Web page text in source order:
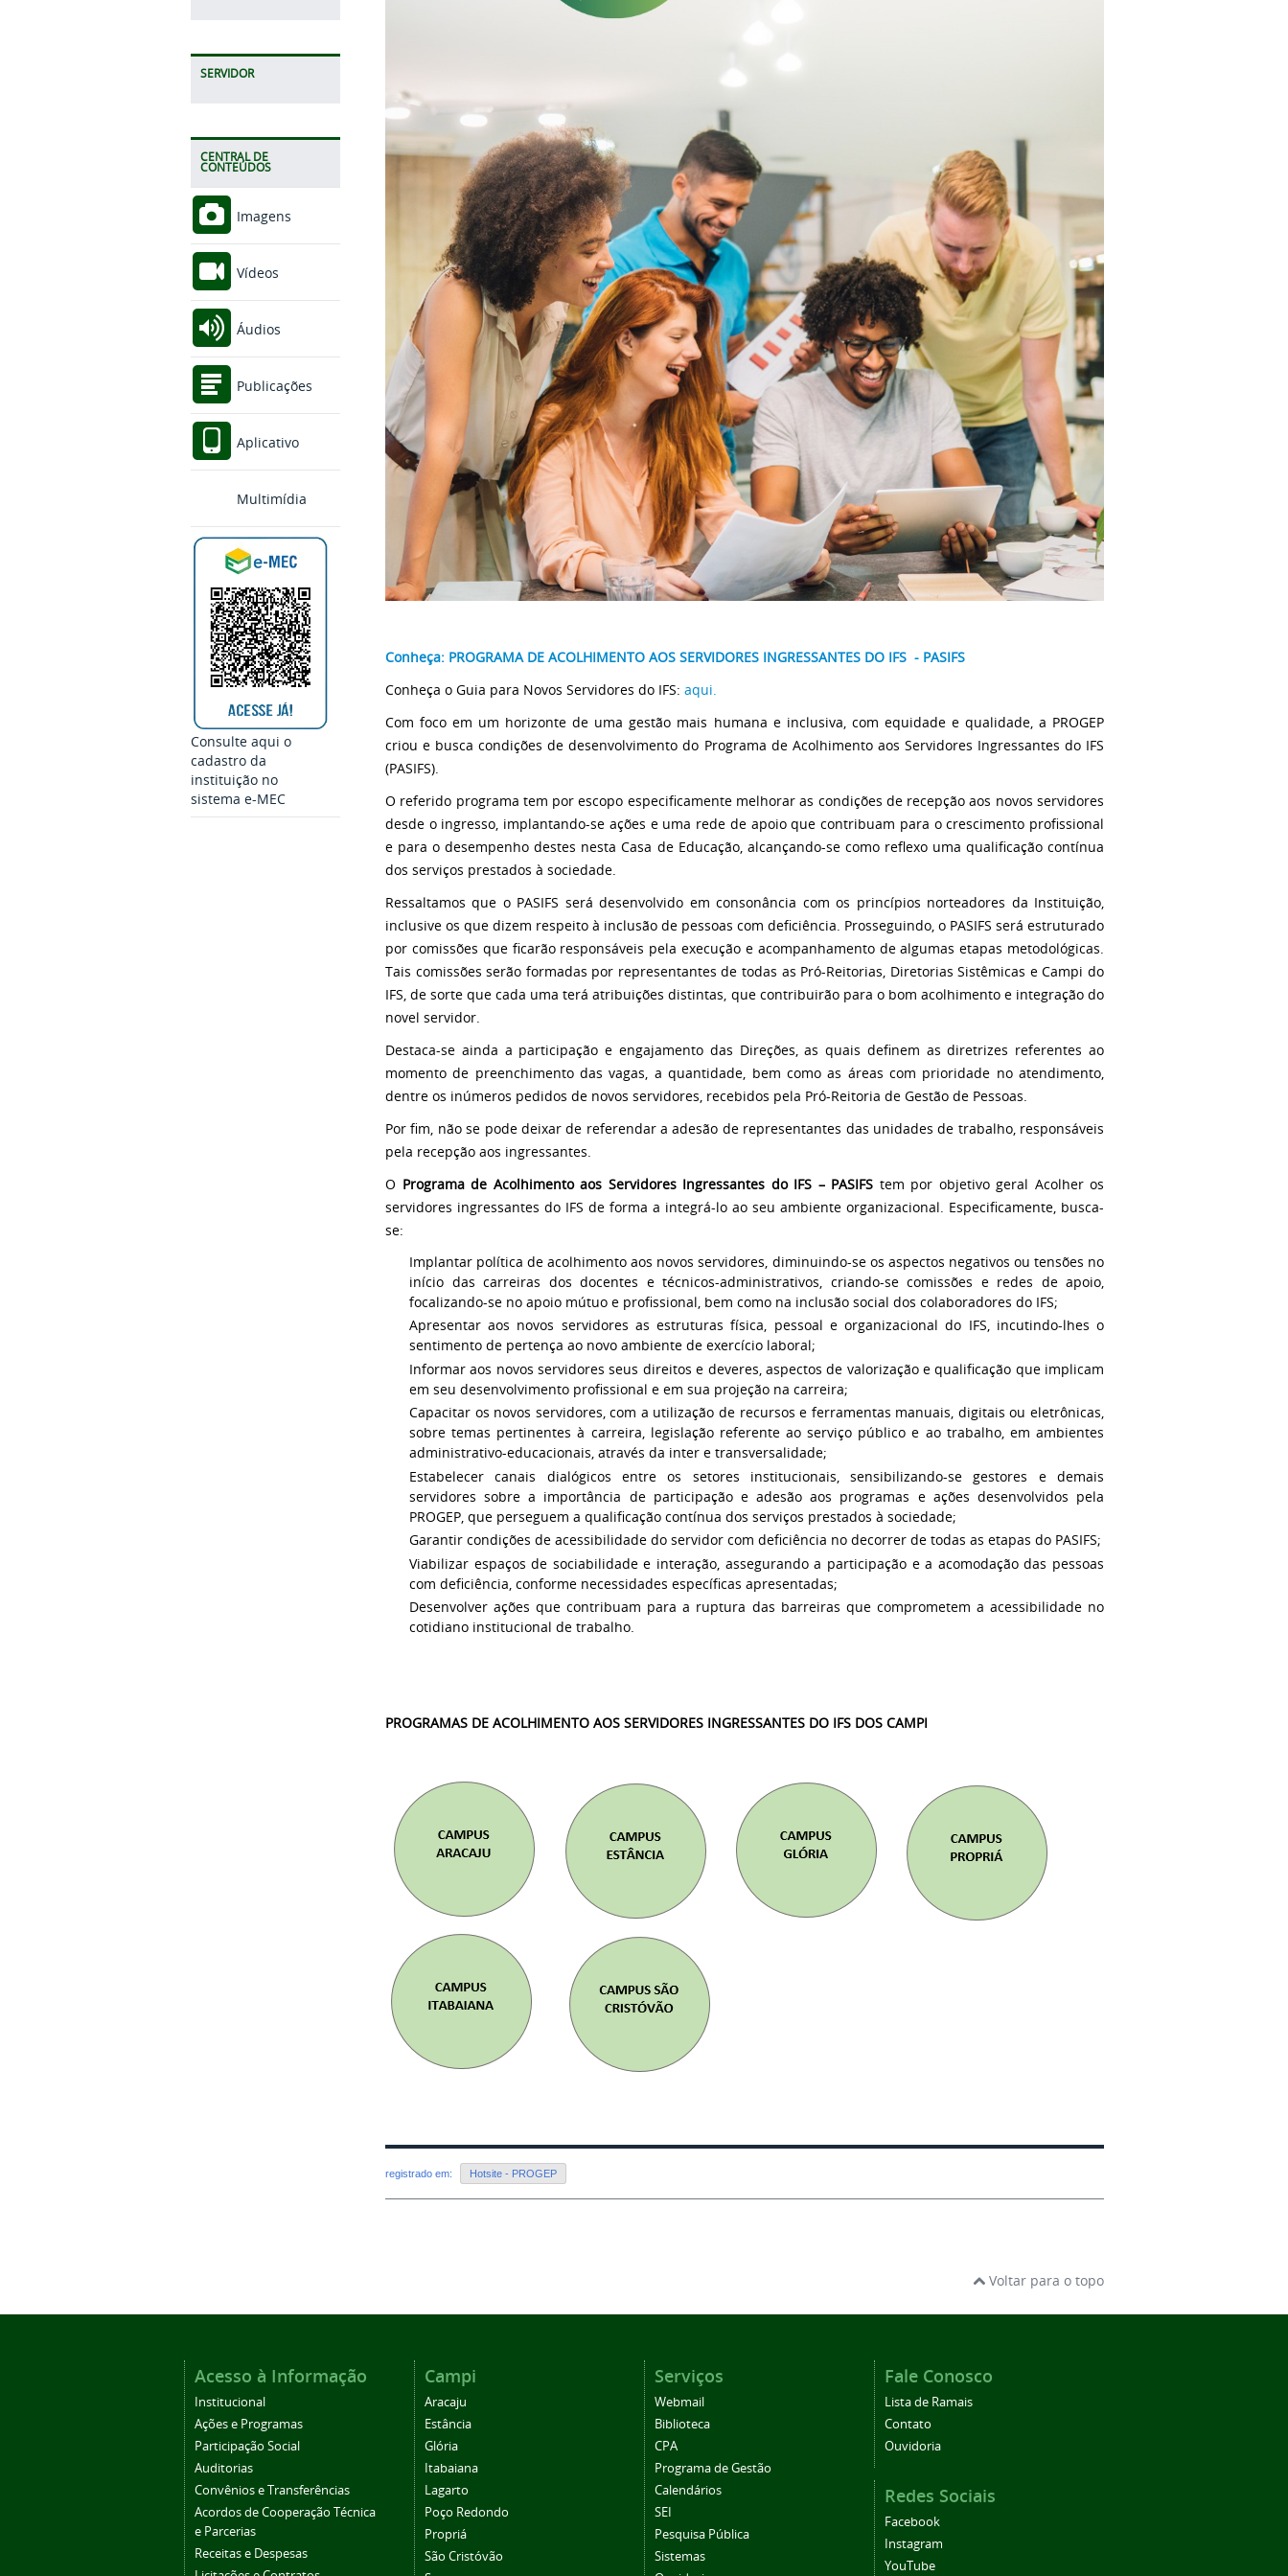
SERVIDOR
CENTRAL DE
CONTEÚDOS
Imagens
Vídeos
Áudios
Publicações
Aplicativo
Multimídia
Consulte aqui o
cadastro da
instituição no
sistema e-MEC
Conheça: PROGRAMA DE ACOLHIMENTO AOS SERVIDORES INGRESSANTES DO IFS - PASIFS
Conheça o Guia para Novos Servidores do IFS: aqui.
Com foco em um horizonte de uma gestão mais humana e inclusiva, com equidade e qualidade, a PROGEP
criou e busca condições de desenvolvimento do Programa de Acolhimento aos Servidores Ingressantes do IFS
(PASIFS).
O referido programa tem por escopo especificamente melhorar as condições de recepção aos novos servidores
desde o ingresso, implantando-se ações e uma rede de apoio que contribuam para o crescimento profissional
e para o desempenho destes nesta Casa de Educação, alcançando-se como reflexo uma qualificação contínua
dos serviços prestados à sociedade.
Ressaltamos que o PASIFS será desenvolvido em consonância com os princípios norteadores da Instituição,
inclusive os que dizem respeito à inclusão de pessoas com deficiência. Prosseguindo, o PASIFS será estruturado
por comissões que ficarão responsáveis pela execução e acompanhamento de algumas etapas metodológicas.
Tais comissões serão formadas por representantes de todas as Pró-Reitorias, Diretorias Sistêmicas e Campi do
IFS, de sorte que cada uma terá atribuições distintas, que contribuirão para o bom acolhimento e integração do
novel servidor.
Destaca-se ainda a participação e engajamento das Direções, as quais definem as diretrizes referentes ao
momento de preenchimento das vagas, a quantidade, bem como as áreas com prioridade no atendimento,
dentre os inúmeros pedidos de novos servidores, recebidos pela Pró-Reitoria de Gestão de Pessoas.
Por fim, não se pode deixar de referendar a adesão de representantes das unidades de trabalho, responsáveis
pela recepção aos ingressantes.
O Programa de Acolhimento aos Servidores Ingressantes do IFS – PASIFS tem por objetivo geral Acolher os
servidores ingressantes do IFS de forma a integrá-lo ao seu ambiente organizacional. Especificamente, busca-
se:
Implantar política de acolhimento aos novos servidores, diminuindo-se os aspectos negativos ou tensões no
início das carreiras dos docentes e técnicos-administrativos, criando-se comissões e redes de apoio,
focalizando-se no apoio mútuo e profissional, bem como na inclusão social dos colaboradores do IFS;
Apresentar aos novos servidores as estruturas física, pessoal e organizacional do IFS, incutindo-lhes o
sentimento de pertença ao novo ambiente de exercício laboral;
Informar aos novos servidores seus direitos e deveres, aspectos de valorização e qualificação que implicam
em seu desenvolvimento profissional e em sua projeção na carreira;
Capacitar os novos servidores, com a utilização de recursos e ferramentas manuais, digitais ou eletrônicas,
sobre temas pertinentes à carreira, legislação referente ao serviço público e ao trabalho, em ambientes
administrativo-educacionais, através da inter e transversalidade;
Estabelecer canais dialógicos entre os setores institucionais, sensibilizando-se gestores e demais
servidores sobre a importância de participação e adesão aos programas e ações desenvolvidos pela
PROGEP, que perseguem a qualificação contínua dos serviços prestados à sociedade;
Garantir condições de acessibilidade do servidor com deficiência no decorrer de todas as etapas do PASIFS;
Viabilizar espaços de sociabilidade e interação, assegurando a participação e a acomodação das pessoas
com deficiência, conforme necessidades específicas apresentadas;
Desenvolver ações que contribuam para a ruptura das barreiras que comprometem a acessibilidade no
cotidiano institucional de trabalho.
PROGRAMAS DE ACOLHIMENTO AOS SERVIDORES INGRESSANTES DO IFS DOS CAMPI
registrado em: Hotsite - PROGEP
Voltar para o topo
Acesso à Informação
Institucional
Ações e Programas
Participação Social
Auditorias
Convênios e Transferências
Acordos de Cooperação Técnica
e Parcerias
Receitas e Despesas
Campi
Aracaju
Estância
Glória
Itabaiana
Lagarto
Poço Redondo
Propriá
São Cristóvão
Serviços
Webmail
Biblioteca
CPA
Programa de Gestão
Calendários
SEI
Pesquisa Pública
Sistemas
Fale Conosco
Lista de Ramais
Contato
Ouvidoria
Redes Sociais
Facebook
Instagram
YouTube